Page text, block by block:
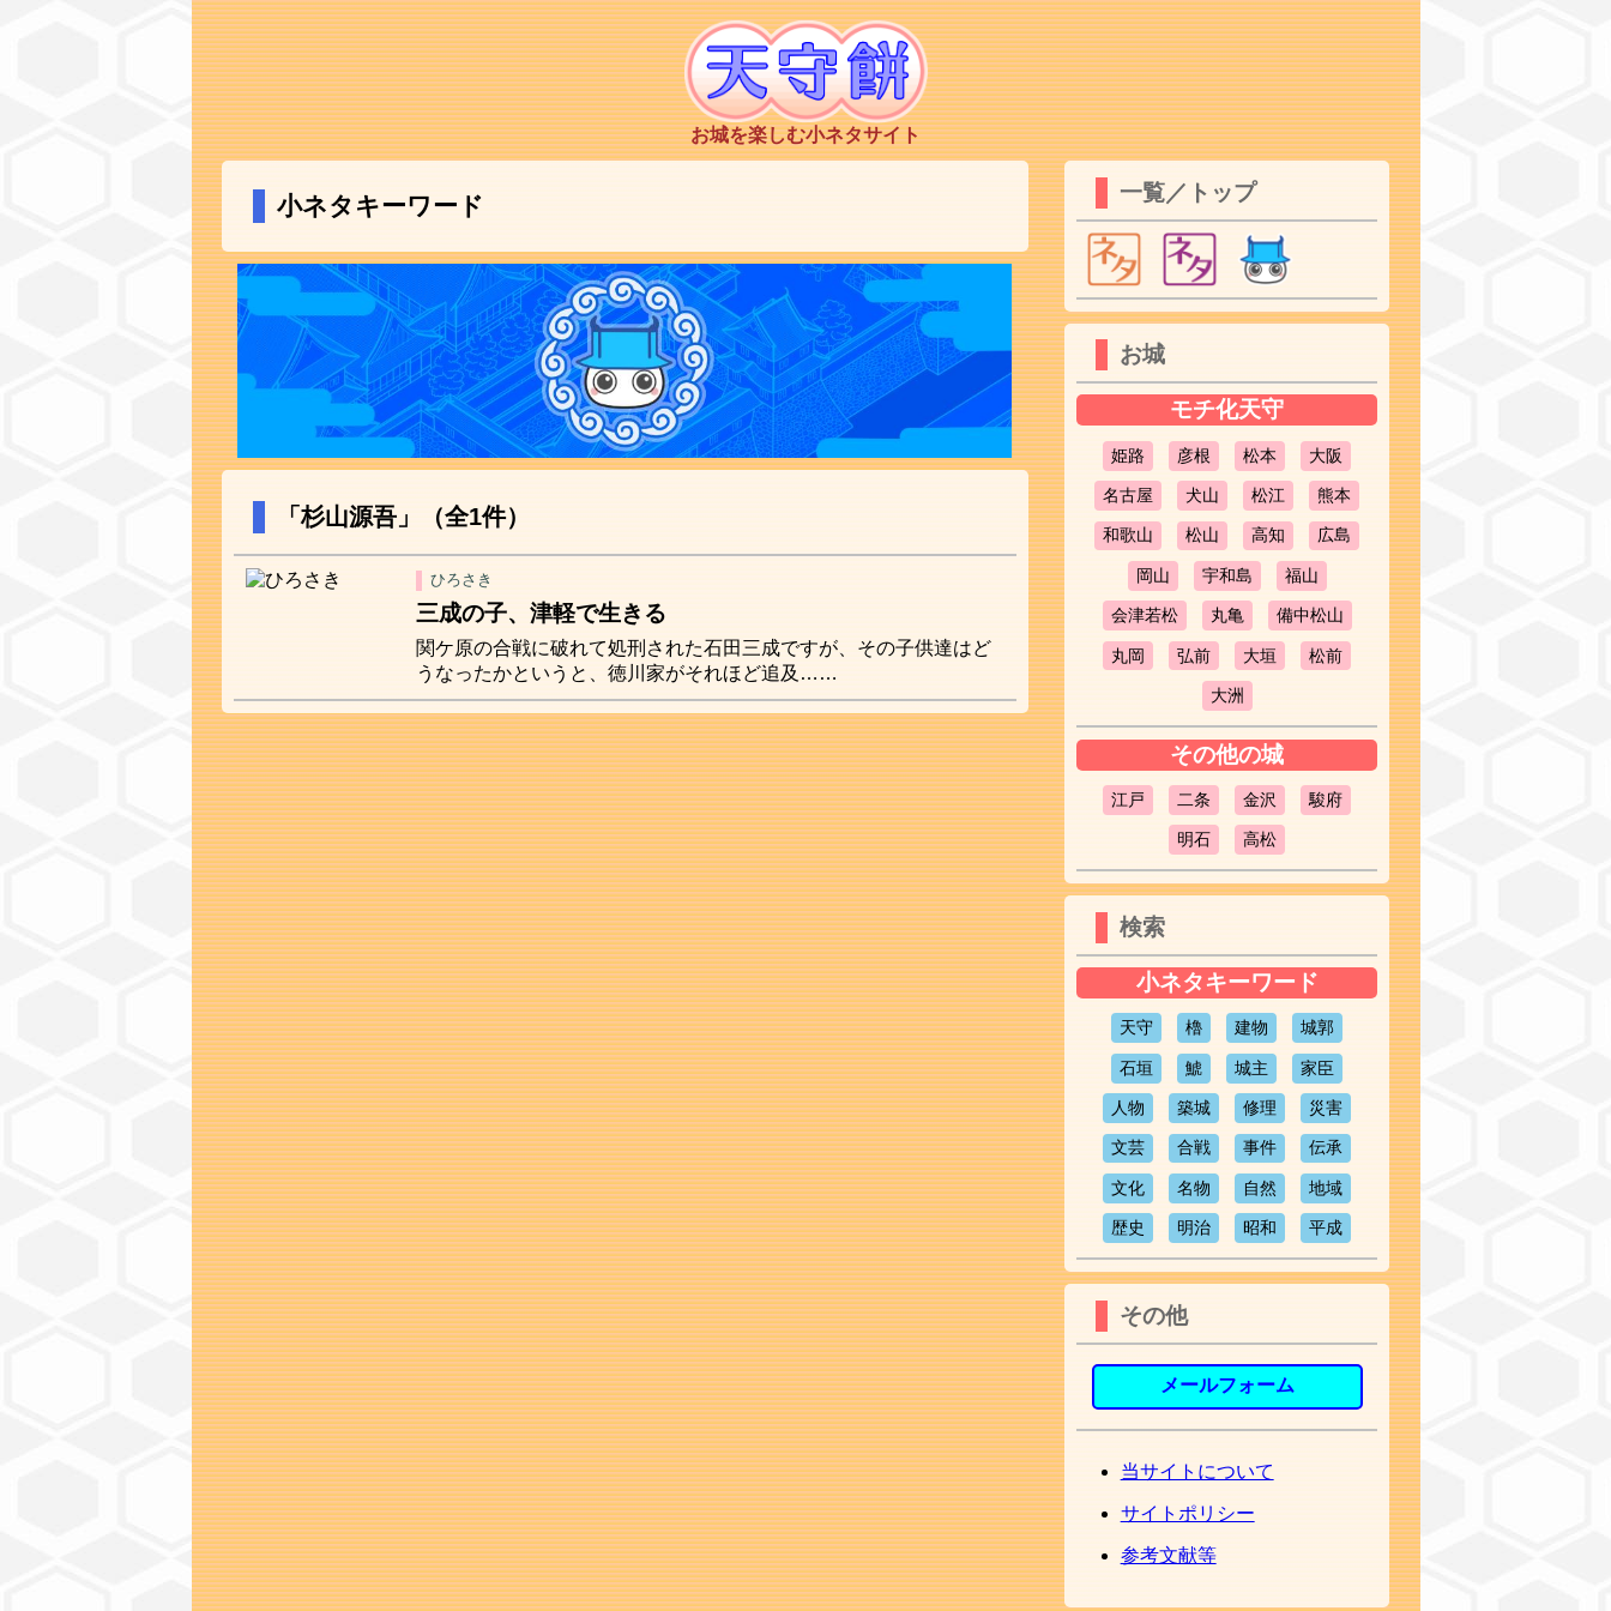
お城を楽しむ小ネタサイト
小ネタキーワード
「杉山源吾」（全1件）
ひろさき
三成の子、津軽で生きる
関ケ原の合戦に破れて処刑された石田三成ですが、その子供達はど
うなったかというと、徳川家がそれほど追及……
一覧／トップ
お城
モチ化天守
姫路 彦根 松本 大阪
名古屋 犬山 松江 熊本
和歌山 松山 高知 広島
岡山 宇和島 福山
会津若松 丸亀 備中松山
丸岡 弘前 大垣 松前
大洲
その他の城
江戸 二条 金沢 駿府
明石 高松
検索
小ネタキーワード
天守 櫓 建物 城郭
石垣 鯱 城主 家臣
人物 築城 修理 災害
文芸 合戦 事件 伝承
文化 名物 自然 地域
歴史 明治 昭和 平成
その他
メールフォーム
当サイトについて
サイトポリシー
参考文献等